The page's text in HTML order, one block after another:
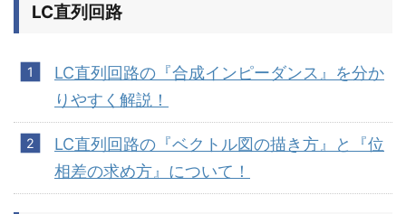
LC直列回路
LC直列回路の『合成インピーダンス』を分か
りやすく解説！
LC直列回路の『ベクトル図の描き方』と『位
相差の求め方』について！